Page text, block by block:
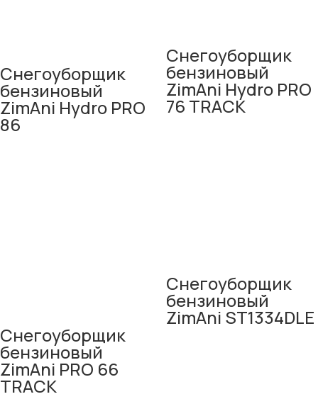
Снегоуборщик
бензиновый
ZimAni Hydro PRO
86
Снегоуборщик
бензиновый
ZimAni Hydro PRO
76 TRACK
Снегоуборщик
бензиновый
ZimAni PRO 66
TRACK
Снегоуборщик
бензиновый
ZimAni ST1334DLE